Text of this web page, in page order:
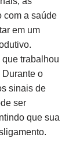
com a saúde
em um
trabalhou
Durante o
sinais de
ser
que sua